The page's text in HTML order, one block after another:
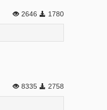
2646 1780
8335 2758